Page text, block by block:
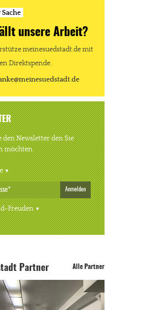
unsere Arbeit?
meinesuedstadt.de mit
Direktspende.
den Newsletter den Sie
möchten.
Anmelden
Freuden
Partner Alle Partner